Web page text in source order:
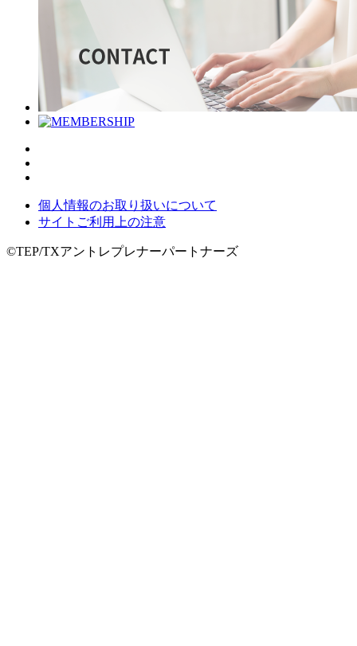
個人情報のお取り扱いについて
サイトご利用上の注意
©TEP/TXアントレプレナーパートナーズ